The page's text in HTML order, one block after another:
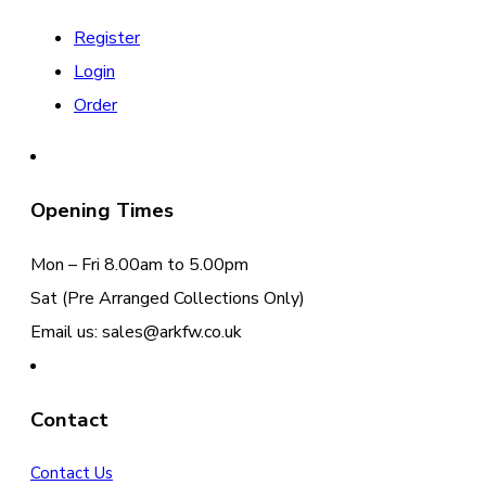
Register
Login
Order
Opening Times
Mon – Fri 8.00am to 5.00pm
Sat (Pre Arranged Collections Only)
Email us: sales@arkfw.co.uk
Contact
Contact Us